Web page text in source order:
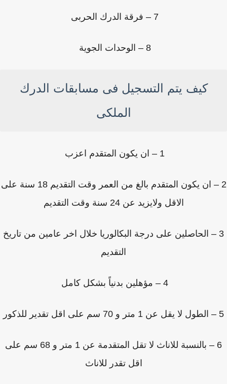
كيف يتم التسجيل فى مسابقات الدرك
الملكى
2 – ان يكون المتقدم بالغ من العمر وقت التقديم 18 سنة على
الاقل ولايزيد عن 24 سنة وقت التقديم
– الحاصلين على درجة البكالوريا خلال اخر عامين من تاريخ
التقديم
6 – بالنسبة للاناث لا تقل المتقدمة عن 1 متر و 68 سم على
اقل تقدر للاناث